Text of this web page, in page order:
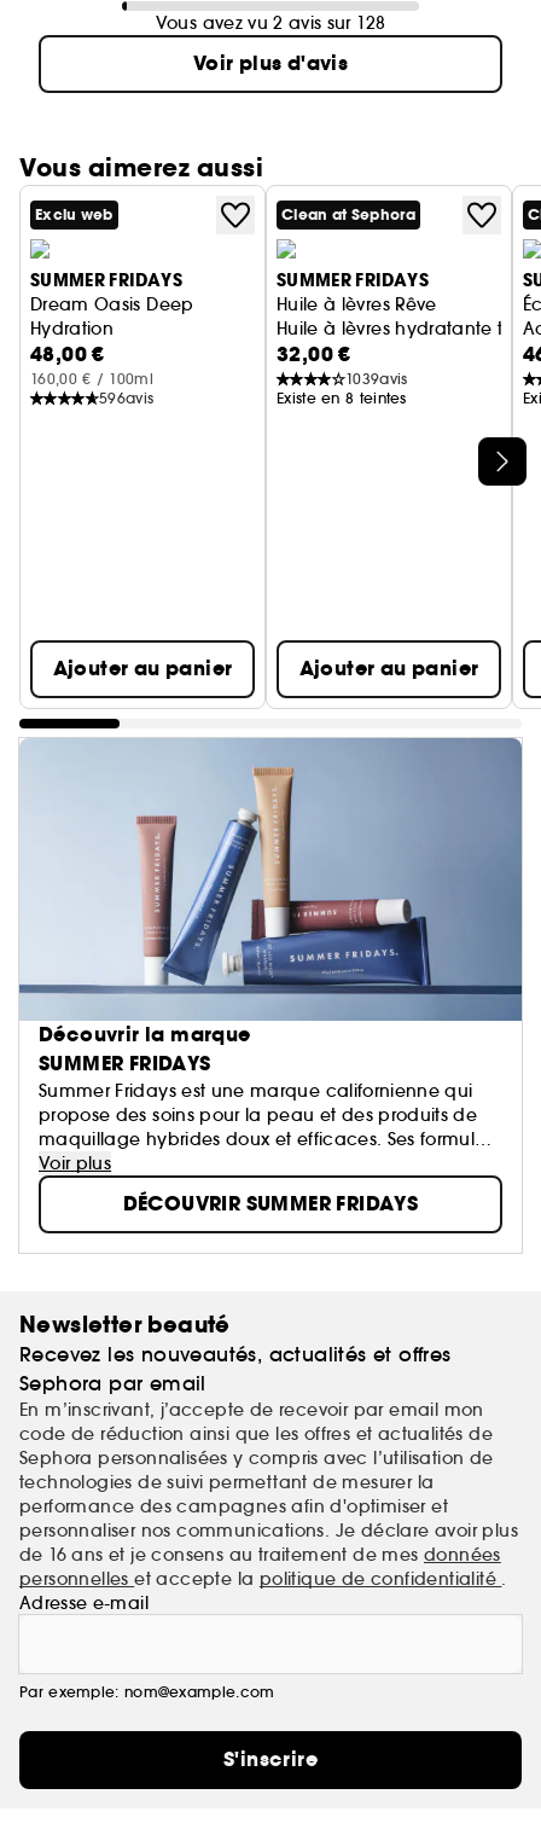
Vous avez vu 2 avis sur 128
Voir plus d'avis
Vous aimerez aussi
Exclu web
SUMMER FRIDAYS
Dream Oasis Deep
Hydration
Sérum Hydratant Visage
48,00 €
160,00 € / 100ml
596avis
Ajouter au panier
Clean at Sephora
SUMMER FRIDAYS
Huile à lèvres Rêve
Huile à lèvres hydratante
32,00 €
1039avis
Existe en 8 teintes
Ajouter au panier
Découvrir la marque
SUMMER FRIDAYS
Summer Fridays est une marque californienne qui
propose des soins pour la peau et des produits de
maquillage hybrides doux et efficaces. Ses formules
primées facilitent les routines quotidiennes et
illuminent le teint, pour que chaque jour soit comme
un vendredi d'été.
Voir plus
DÉCOUVRIR SUMMER FRIDAYS
Newsletter beauté
Recevez les nouveautés, actualités et offres
Sephora par email
En m’inscrivant, j’accepte de recevoir par email mon
code de réduction ainsi que les offres et actualités de
Sephora personnalisées y compris avec l’utilisation de
technologies de suivi permettant de mesurer la
performance des campagnes afin d'optimiser et
personnaliser nos communications. Je déclare avoir plus
de 16 ans et je consens au traitement de mes données
personnelleset accepte la politique de confidentialité .
Adresse e-mail
Par exemple: nom@example.com
S'inscrire